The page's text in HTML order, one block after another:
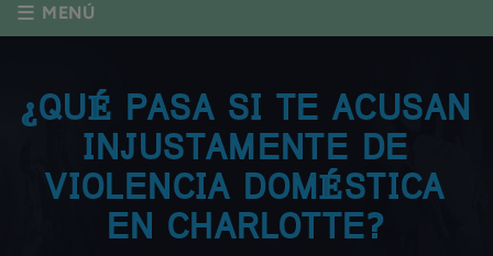
≡ MENÚ
¿QUÉ PASA SI TE ACUSAN
INJUSTAMENTE DE
VIOLENCIA DOMÉSTICA
EN CHARLOTTE?